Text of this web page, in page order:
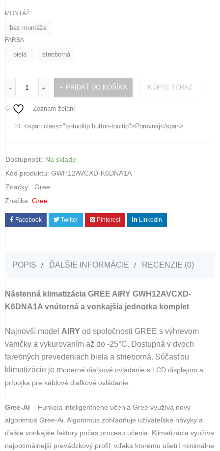
MONTÁŽ
bez montáže
FARBA
biela strieborná
- + PRIDAŤ DO KOŠÍKA KÚPTE TERAZ
Zoznam želaní
<span class="ts-tooltip button-tooltip">Porovnaj</span>
Dostupnosť: Na sklade
Kód produktu: GWH12AVCXD-K6DNA1A
Značky:
Gree
Značka: Gree
Facebook Twitter Pinterest LinkedIn
POPIS ĎALŠIE INFORMÁCIE RECENZIE (0)
Nástenná klimatizácia GREE AIRY GWH12AVCXD-
K6DNA1A vnútorná a vonkajšia jednotka komplet
Najnovší model AIRY od spoločnosti GREE s výhrevom
vaničky a vykurovaním až do -25°C. Dostupná v dvoch
farebných prevedeniach biela a strieborná. Súčasťou
klimatizácie je moderné diaľkové ovládanie s LCD displejom a
prípojka pre káblové diaľkové ovládanie.
Gree-AI – Funkcia inteligentného učenia Gree využíva nový
algoritmus Gree-Ai. Algoritmus zohľadňuje užívateľské návyky a
ďalšie vonkajšie faktory počas procesu učenia. Klimatizácia využíva
najoptimálnejší prevádzkový profil, vďaka ktorému ušetrí minimálne